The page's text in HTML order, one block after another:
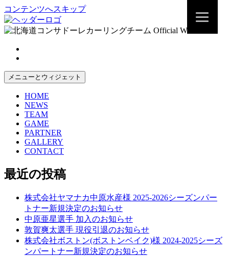
コンテンツへスキップ
メニューとウィジェット
HOME
NEWS
TEAM
GAME
PARTNER
GALLERY
CONTACT
最近の投稿
株式会社ヤマナカ中原水産様 2025-2026シーズンパー
トナー新規決定のお知らせ
中原亜星選手 加入のお知らせ
敦賀爽太選手 現役引退のお知らせ
株式会社ボストン(ボストンベイク)様 2024-2025シーズ
ンパートナー新規決定のお知らせ